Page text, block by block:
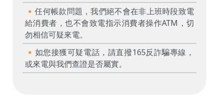
🔸任何帳款問題，我們絕不會在非上班時段致電
給消費者，也不會致電指示消費者操作ATM，切
勿相信可疑來電。
🔸如您接獲可疑電話，請直撥165反詐騙專線，
或來電與我們查證是否屬實。